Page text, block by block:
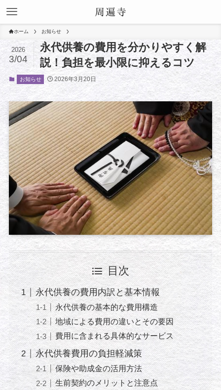
ホーム お知らせ
永代供養の費用を分かりやすく解
説！負担を最小限に抑えるコツ
2026
3/04
お知らせ 2026年3月20日
目次
永代供養の費用内訳と基本情報
永代供養の基本的な費用構造
地域による費用の違いとその要因
費用に含まれる具体的なサービス
永代供養費用の負担軽減策
保険や助成金の活用方法
生前契約のメリットと注意点